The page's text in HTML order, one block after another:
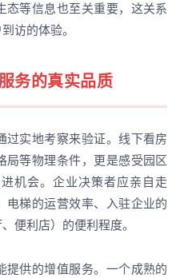
态等信息也至关重要，这关系
访的体验。
务的真实品质
过实地考察来验证。线下看房
局等物理条件，更是感受园区
机会。企业决策者应亲自走
电梯的运营效率、入驻企业的
便利店）的便利程度。
提供的增值服务。一个成熟的